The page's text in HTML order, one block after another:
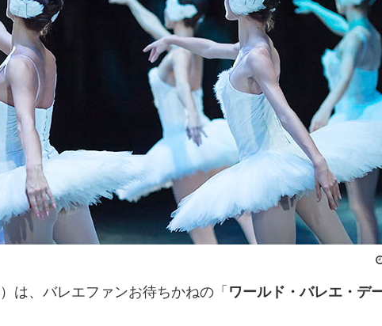
は、バレエファンお待ちかねの「 ワールド・バレエ・デ